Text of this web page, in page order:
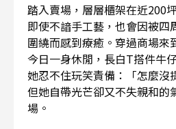
踏入賣場，層層櫃架在近200
即使不諳手工藝，也會因被四
圍繞而感到療癒。穿過商場來
今日一身休閒，長白T搭件牛
她忍不住玩笑責備：「怎麼沒
但她自帶光芒卻又不失親和
場。